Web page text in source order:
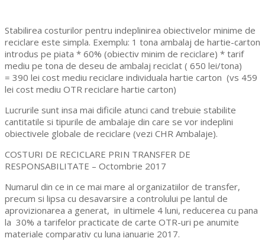
Stabilirea costurilor pentru indeplinirea obiectivelor minime de
reciclare este simpla. Exemplu: 1 tona ambalaj de hartie-carton
introdus pe piata * 60% (obiectiv minim de reciclare) * tarif
mediu pe tona de deseu de ambalaj reciclat ( 650 lei/tona)
= 390 lei cost mediu reciclare individuala hartie carton (vs 459
lei cost mediu OTR reciclare hartie carton)
Lucrurile sunt insa mai dificile atunci cand trebuie stabilite
cantitatile si tipurile de ambalaje din care se vor indeplini
obiectivele globale de reciclare (vezi CHR Ambalaje).
COSTURI DE RECICLARE PRIN TRANSFER DE
RESPONSABILITATE – Octombrie 2017
Numarul din ce in ce mai mare al organizatiilor de transfer,
precum si lipsa cu desavarsire a controlului pe lantul de
aprovizionarea a generat, in ultimele 4 luni, reducerea cu pana
la 30% a tarifelor practicate de carte OTR-uri pe anumite
materiale comparativ cu luna ianuarie 2017.